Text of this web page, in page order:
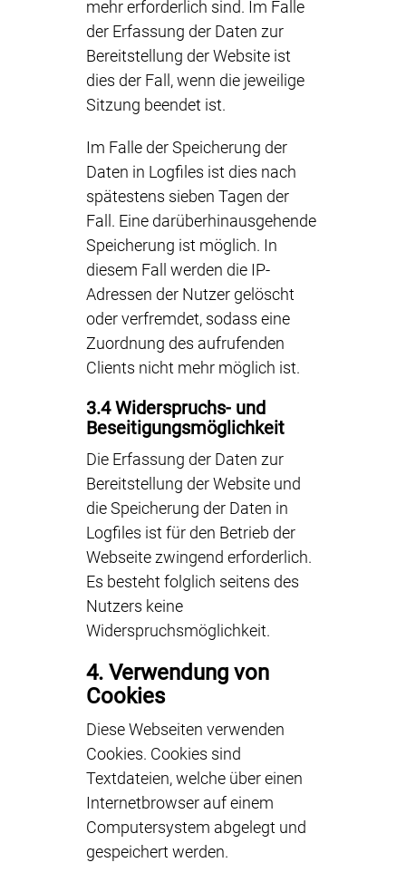
mehr erforderlich sind. Im Falle
der Erfassung der Daten zur
Bereitstellung der Website ist
dies der Fall, wenn die jeweilige
Sitzung beendet ist.
Im Falle der Speicherung der
Daten in Logfiles ist dies nach
spätestens sieben Tagen der
Fall. Eine darüberhinausgehende
Speicherung ist möglich. In
diesem Fall werden die IP-
Adressen der Nutzer gelöscht
oder verfremdet, sodass eine
Zuordnung des aufrufenden
Clients nicht mehr möglich ist.
3.4 Widerspruchs- und
Beseitigungsmöglichkeit
Die Erfassung der Daten zur
Bereitstellung der Website und
die Speicherung der Daten in
Logfiles ist für den Betrieb der
Webseite zwingend erforderlich.
Es besteht folglich seitens des
Nutzers keine
Widerspruchsmöglichkeit.
4. Verwendung von
Cookies
Diese Webseiten verwenden
Cookies. Cookies sind
Textdateien, welche über einen
Internetbrowser auf einem
Computersystem abgelegt und
gespeichert werden.